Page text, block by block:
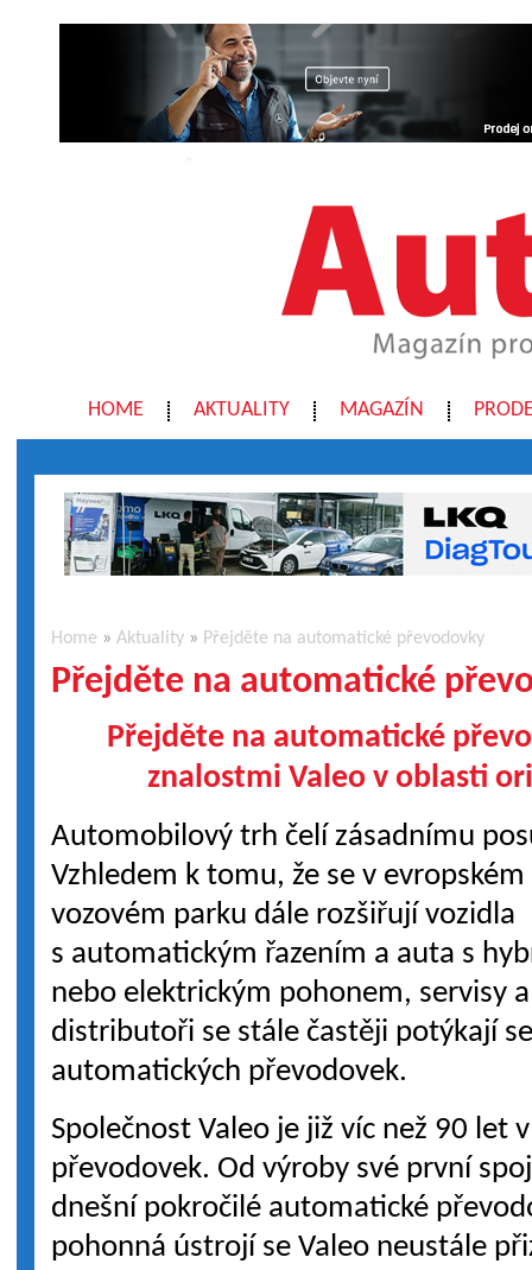
HOME AKTUALITY MAGAZÍN
Home »Aktuality » Přejděte na automatické převodovky
Přejděte na automatické
Přejděte na automatické
znalostmi Valeo v oblasti
Automobilový trh čelí zásadnímu
Vzhledem k tomu, že se v evropském
vozovém parku dále rozšiřují vozidla
s automatickým řazením a auta s
nebo elektrickým pohonem, servisy a
distributoři se stále častěji potýkají
automatických převodovek.
Společnost Valeo je již víc než 90 let
převodovek. Od výroby své první
dnešní pokročilé automatické
pohonná ústrojí se Valeo neustále